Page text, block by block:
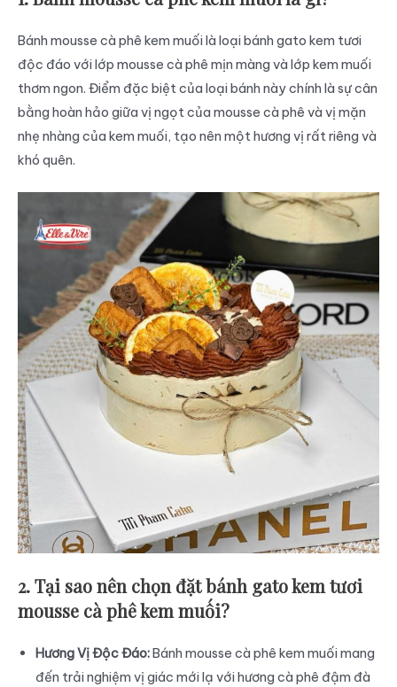
Bánh mousse cà phê kem muối là loại bánh gato kem tươi
độc đáo với lớp mousse cà phê mịn màng và lớp kem muối
thơm ngon. Điểm đặc biệt của loại bánh này chính là sự cân
bằng hoàn hảo giữa vị ngọt của mousse cà phê và vị mặn
nhẹ nhàng của kem muối, tạo nên một hương vị rất riêng và
khó quên.
2. Tại sao nên chọn đặt bánh gato kem tươi
mousse cà phê kem muối?
Hương Vị Độc Đáo:Bánh mousse cà phê kem muối mang
đến trải nghiệm vị giác mới lạ với hương cà phê đậm đà